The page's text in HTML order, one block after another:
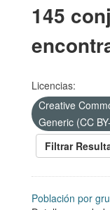
145
Licencias:
Creative
Generic (CC
Filtrar
Población por